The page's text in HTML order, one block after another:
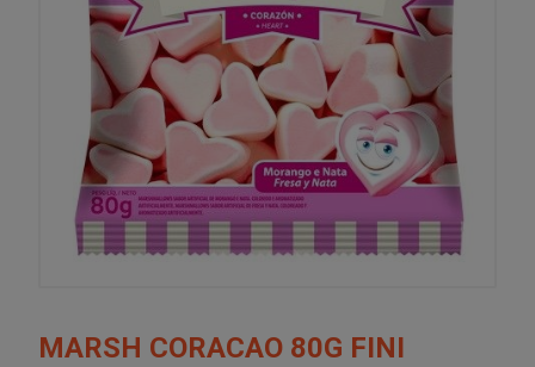
MARSH CORACAO 80G FINI